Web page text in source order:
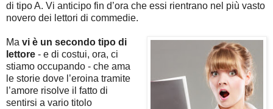
di tipo A. Vi anticipo fin d’ora che essi rientrano nel più vasto
novero dei lettori di commedie.
Ma vi è un secondo tipo di
lettore - e di costui, ora, ci
stiamo occupando - che ama
le storie dove l’eroina tramite
l’amore risolve il fatto di
sentirsi a vario titolo